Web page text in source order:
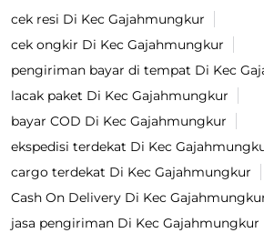
cek resi Di Kec Gajahmungkur
cek ongkir Di Kec Gajahmungkur
pengiriman bayar di tempat Di Kec
lacak paket Di Kec Gajahmungkur
bayar COD Di Kec Gajahmungkur
ekspedisi terdekat Di Kec
cargo terdekat Di Kec Gajahmungkur
Cash On Delivery Di Kec
jasa pengiriman Di Kec Gajahmungkur